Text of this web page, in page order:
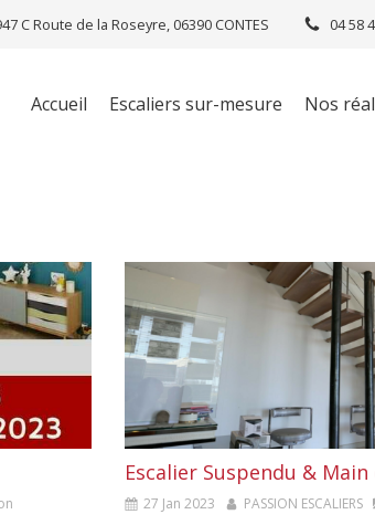
C Route de la Roseyre, 06390 CONTES 04 58
Accueil Escaliers sur-mesure Nos
Escalier Suspendu &
27 Jan 2023 PASSION ESCALIERS